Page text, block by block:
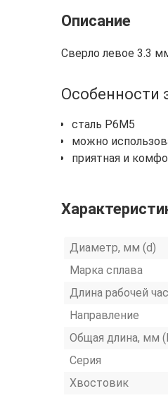
Описание
Сверло левое 3.3
Особенности
сталь Р6М5
можно
приятная и
Диаметр, мм (d)
Марка сплава
Длина рабочей
Направление
Общая длина, мм
Серия
Хвостовик